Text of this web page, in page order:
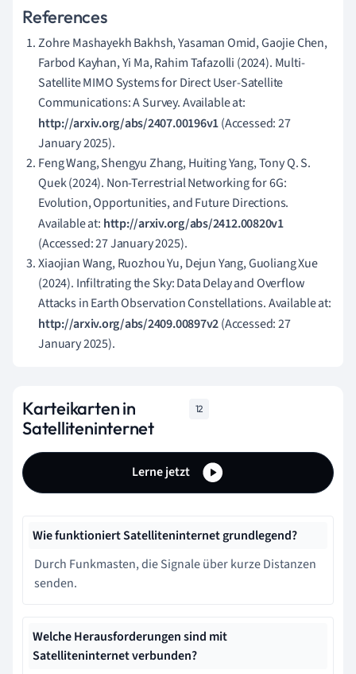
References
Zohre Mashayekh Bakhsh, Yasaman Omid, Gaojie Chen,
Farbod Kayhan, Yi Ma, Rahim Tafazolli (2024). Multi-
Satellite MIMO Systems for Direct User-Satellite
Communications: A Survey. Available at:
http://arxiv.org/abs/2407.00196v1(Accessed: 27
January 2025).
Feng Wang, Shengyu Zhang, Huiting Yang, Tony Q. S.
Quek (2024). Non-Terrestrial Networking for 6G:
Evolution, Opportunities, and Future Directions.
Available at: http://arxiv.org/abs/2412.00820v1
(Accessed: 27 January 2025).
Xiaojian Wang, Ruozhou Yu, Dejun Yang, Guoliang Xue
(2024). Infiltrating the Sky: Data Delay and Overflow
Attacks in Earth Observation Constellations. Available at:
http://arxiv.org/abs/2409.00897v2(Accessed: 27
January 2025).
Karteikarten in
Satelliteninternet
12
Lerne jetzt
Wie funktioniert Satelliteninternet grundlegend?
Durch Funkmasten, die Signale über kurze Distanzen
senden.
Welche Herausforderungen sind mit
Satelliteninternet verbunden?